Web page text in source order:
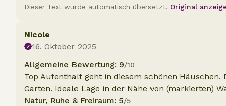
Dieser Text wurde automatisch übersetzt. Original
Nicole
16. Oktober 2025
Allgemeine Bewertung: 9/10
Top Aufenthalt geht in diesem schönen
Garten. Ideale Lage in der Nähe von (markierten)
Natur, Ruhe & Freiraum: 5/5